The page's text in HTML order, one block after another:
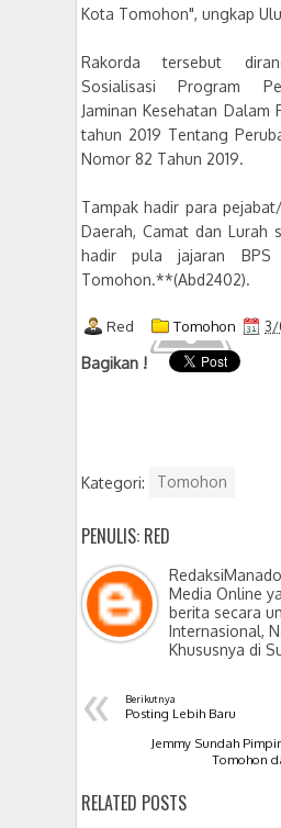
Kota Tomohon", ungkap
Rakorda tersebut
Sosialisasi Program
Jaminan Kesehatan Dalam
tahun 2019 Tentang
Nomor 82 Tahun 2019.
Tampak hadir para
Daerah, Camat dan Lurah
hadir pula jajaran BPS
Tomohon.**(Abd2402).
Red Tomohon 3/
Bagikan !
Kategori: Tomohon
PENULIS: RED
Media Online
berita secara
Internasional,
Khususnya di
« Berikutnya
Posting Lebih Baru
Jemmy Sundah
Tomohon
RELATED POSTS